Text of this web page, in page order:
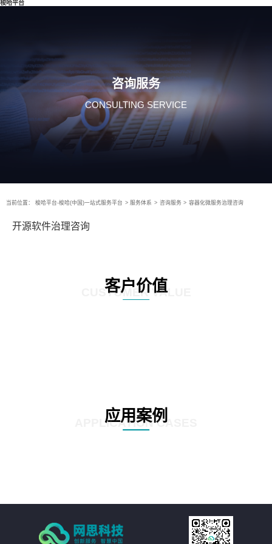
梭哈平台
咨询服务
CONSULTING SERVICE
当前位置： 梭哈平台-梭哈(中国)一站式服务平台 > 服务体系 > 咨询服务 > 容器化微服务治理咨询
开源软件治理咨询
客户价值
CUSTOMER VALUE
应用案例
APPLICATION CASES